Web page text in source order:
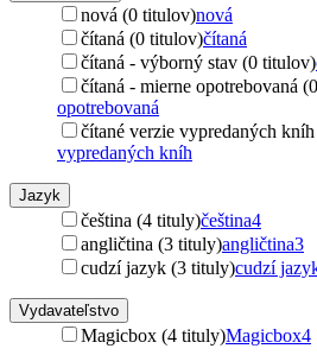
nová (0 titulov)nová
čítaná (0 titulov)čítaná
čítaná - výborný stav (0 titulov)
čítaná - mierne opotrebovaná
opotrebovaná
čítané verzie vypredaných
vypredaných kníh
Jazyk
čeština (4 tituly)čeština4
angličtina (3 tituly)angličtina3
cudzí jazyk (3 tituly)cudzí
Vydavateľstvo
Magicbox (4 tituly)Magicbox4